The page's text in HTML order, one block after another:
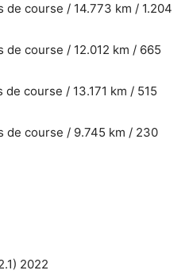
de course / 14.773 km / 1.204
de course / 12.012 km / 665
course / 13.171 km / 515
de course / 9.745 km / 230
2022